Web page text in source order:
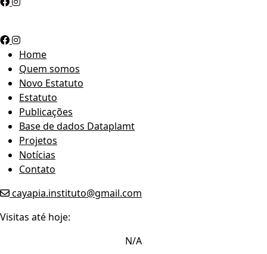
Home
Quem somos
Novo Estatuto
Estatuto
Publicações
Base de dados Dataplamt
Projetos
Notícias
Contato
cayapia.instituto@gmail.com
Visitas até hoje:
N/A